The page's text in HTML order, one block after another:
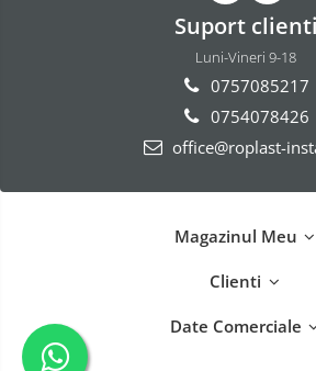
Vase wc, capace si rezervoare
Racorduri flexibile de apa
Racord flexibil monocomanda din
Racord flexibil din inox
Racord flexibil cu invelis din
Accesorii baie
Perdele Dus
Suport clienti
Luni-Vineri 9-18
0757085217
0754078426
office@roplast-
Magazinul Meu
Clienti
Date Comerciale